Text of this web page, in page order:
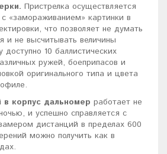
Пристрелка осуществляется
«замораживанием» картинки в
что позволяет не думать
и не высчитывать величины
доступно 10 баллистических
ружей, боеприпасов и
оригинального типа и цвета
в корпус дальномер работает не
и успешно справляется с
дистанций в пределах 600
можно получить как в